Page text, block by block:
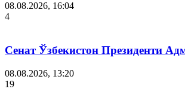
08.08.2026, 16:04
4
Сенат Ўзбекистон Президенти
08.08.2026, 13:20
19